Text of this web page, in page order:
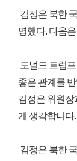
김정은 북한
명했다. 다음
도널드 트럼
좋은 관계를
김정은 위원장
게 생각합니다
김정은 북한